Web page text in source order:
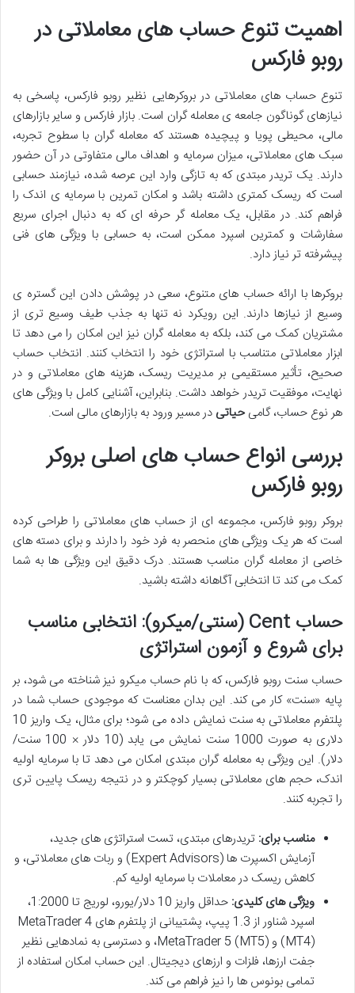
اهمیت تنوع حساب های معاملاتی در
روبو فارکس
تنوع حساب های معاملاتی در بروکرهایی نظیر روبو فارکس، پاسخی به
نیازهای گوناگون جامعه ی معامله گران است. بازار فارکس و سایر بازارهای
مالی، محیطی پویا و پیچیده هستند که معامله گران با سطوح تجربه،
سبک های معاملاتی، میزان سرمایه و اهداف مالی متفاوتی در آن حضور
دارند. یک تریدر مبتدی که به تازگی وارد این عرصه شده، نیازمند حسابی
است که ریسک کمتری داشته باشد و امکان تمرین با سرمایه ی اندک را
فراهم کند. در مقابل، یک معامله گر حرفه ای که به دنبال اجرای سریع
سفارشات و کمترین اسپرد ممکن است، به حسابی با ویژگی های فنی
پیشرفته تر نیاز دارد.
بروکرها با ارائه حساب های متنوع، سعی در پوشش دادن این گستره ی
وسیع از نیازها دارند. این رویکرد نه تنها به جذب طیف وسیع تری از
مشتریان کمک می کند، بلکه به معامله گران نیز این امکان را می دهد تا
ابزار معاملاتی متناسب با استراتژی خود را انتخاب کنند. انتخاب حساب
صحیح، تأثیر مستقیمی بر مدیریت ریسک، هزینه های معاملاتی و در
نهایت، موفقیت تریدر خواهد داشت. بنابراین، آشنایی کامل با ویژگی های
هر نوع حساب، گامیحیاتی در مسیر ورود به بازارهای مالی است.
بررسی انواع حساب های اصلی بروکر
روبو فارکس
بروکر روبو فارکس، مجموعه ای از حساب های معاملاتی را طراحی کرده
است که هر یک ویژگی های منحصر به فرد خود را دارند و برای دسته های
خاصی از معامله گران مناسب هستند. درک دقیق این ویژگی ها به شما
کمک می کند تا انتخابی آگاهانه داشته باشید.
حساب Cent (سنتی/میکرو): انتخابی مناسب
برای شروع و آزمون استراتژی
حساب سنت روبو فارکس، که با نام حساب میکرو نیز شناخته می شود، بر
پایه «سنت» کار می کند. این بدان معناست که موجودی حساب شما در
پلتفرم معاملاتی به سنت نمایش داده می شود؛ برای مثال، یک واریز 10
دلاری به صورت 1000 سنت نمایش می یابد (10 دلار × 100 سنت/
دلار). این ویژگی به معامله گران مبتدی امکان می دهد تا با سرمایه اولیه
اندک، حجم های معاملاتی بسیار کوچکتر و در نتیجه ریسک پایین تری
را تجربه کنند.
مناسب برای: تریدرهای مبتدی، تست استراتژی های جدید،
آزمایش اکسپرت ها (Expert Advisors) و ربات های معاملاتی، و
کاهش ریسک در معاملات با سرمایه اولیه کم.
ویژگی های کلیدی:
حداقل واریز 10 دلار/یورو، لوریج تا 1:2000،
اسپرد شناور از 1.3 پیپ، پشتیبانی از پلتفرم های MetaTrader 4
(MT4) و MetaTrader 5 (MT5)، و دسترسی به نمادهایی نظیر
جفت ارزها، فلزات و ارزهای دیجیتال. این حساب امکان استفاده از
تمامی بونوس ها را نیز فراهم می کند.